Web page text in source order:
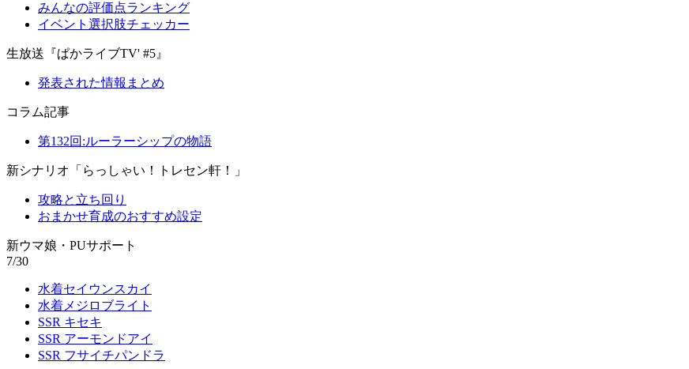
みんなの評価点ランキング
イベント選択肢チェッカー
生放送『ぱかライブTV' #5』
発表された情報まとめ
コラム記事
第132回:ルーラーシップの物語
新シナリオ「らっしゃい！トレセン軒！」
攻略と立ち回り
おまかせ育成のおすすめ設定
新ウマ娘・PUサポート
7/30
水着セイウンスカイ
水着メジロブライト
SSR キセキ
SSR アーモンドアイ
SSR フサイチパンドラ